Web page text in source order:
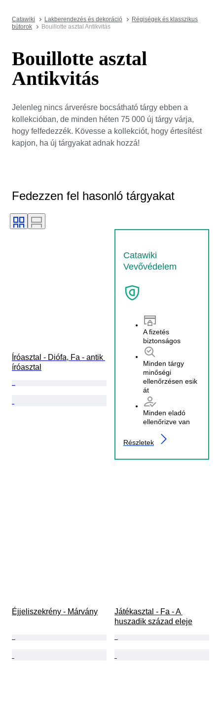
Catawiki Lakberendezés és dekoráció
Régiségek és klasszikus
bútorok
Bouillotte asztal Antikvitás
Bouillotte asztal
Antikvitás
Jelenleg nincs árverésre bocsátható tárgy ebben a
kollekcióban, de minden héten 75 000 új tárgy várja,
hogy felfedezzék. Kövesse a kollekciót, hogy értesítést
kapjon, ha új tárgyakat adnak hozzá!
Fedezzen fel hasonló tárgyakat
Catawiki
Vevővédelem
A fizetés
biztonságos
Minden tárgy
minőségi
ellenőrzésen esik
át
Minden eladó
ellenőrizve van
Részletek
Íróasztal - Diófa, Fa - antik
íróasztal
Éjjeliszekrény - Márvány
Játékasztal - Fa - A
huszadik század eleje